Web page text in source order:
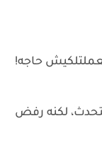
حاجه!
لكنه رفض